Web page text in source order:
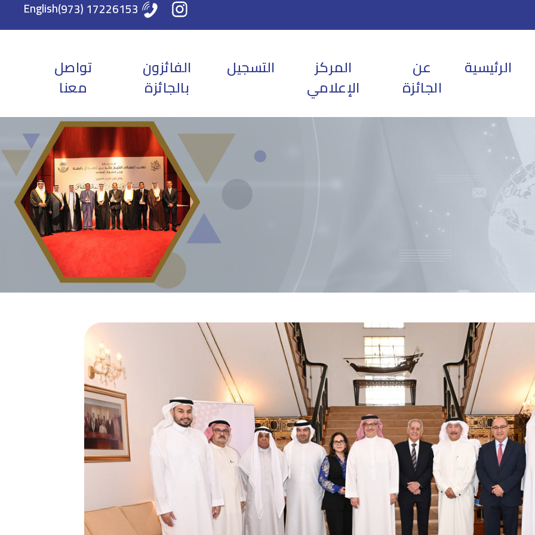
English
الرئيسية عن
الجائزة
المركز
الإعلامي
التسجيل الفائزون
بالجائزة
تواصل
معنا